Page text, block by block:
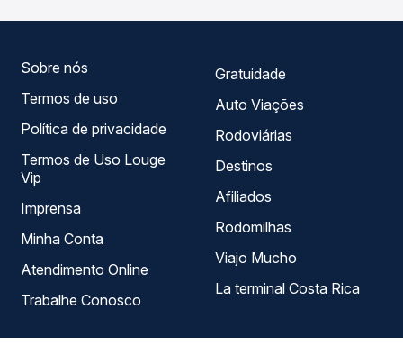
Sobre nós
Termos de uso
Política de privacidade
Termos de Uso Louge
Vip
Imprensa
Minha Conta
Atendimento Online
Trabalhe Conosco
Gratuidade
Auto Viações
Rodoviárias
Destinos
Afiliados
Rodomilhas
Viajo Mucho
La terminal Costa Rica